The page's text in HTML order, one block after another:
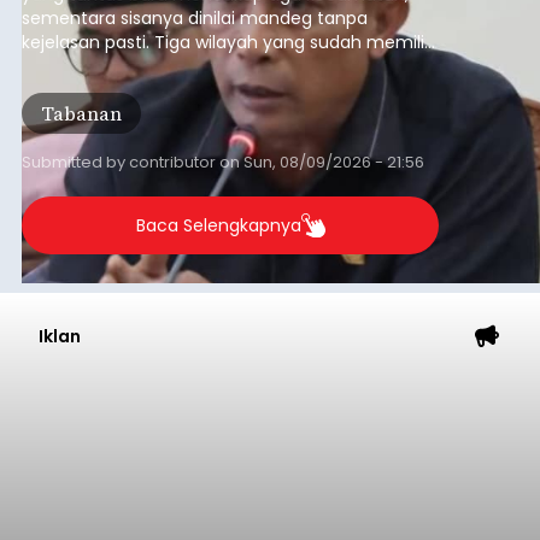
sementara sisanya dinilai mandeg tanpa
kejelasan pasti. Tiga wilayah yang sudah memiliki
RDTR tersebut meliputi Kecamatan Kediri,
Tabanan, dan Selemadeg Barat.
Tabanan
Submitted bycontributoronSun, 08/09/2026 - 21:56
Baca Selengkapnya
Iklan